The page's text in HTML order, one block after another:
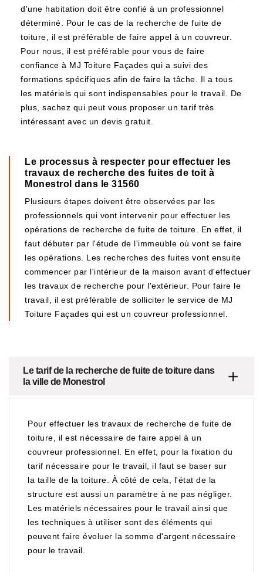
d'une habitation doit être confié à un professionnel
déterminé. Pour le cas de la recherche de fuite de
toiture, il est préférable de faire appel à un couvreur.
Pour nous, il est préférable pour vous de faire
confiance à MJ Toiture Façades qui a suivi des
formations spécifiques afin de faire la tâche. Il a tous
les matériels qui sont indispensables pour le travail. De
plus, sachez qui peut vous proposer un tarif très
intéressant avec un devis gratuit.
Le processus à respecter pour effectuer les
travaux de recherche des fuites de toit à
Monestrol dans le 31560
Plusieurs étapes doivent être observées par les
professionnels qui vont intervenir pour effectuer les
opérations de recherche de fuite de toiture. En effet, il
faut débuter par l'étude de l'immeuble où vont se faire
les opérations. Les recherches des fuites vont ensuite
commencer par l'intérieur de la maison avant d'effectuer
les travaux de recherche pour l'extérieur. Pour faire le
travail, il est préférable de solliciter le service de MJ
Toiture Façades qui est un couvreur professionnel.
Le tarif de la recherche de fuite de toiture dans
la ville de Monestrol
Pour effectuer les travaux de recherche de fuite de
toiture, il est nécessaire de faire appel à un
couvreur professionnel. En effet, pour la fixation du
tarif nécessaire pour le travail, il faut se baser sur
la taille de la toiture. À côté de cela, l'état de la
structure est aussi un paramètre à ne pas négliger.
Les matériels nécessaires pour le travail ainsi que
les techniques à utiliser sont des éléments qui
peuvent faire évoluer la somme d'argent nécessaire
pour le travail.